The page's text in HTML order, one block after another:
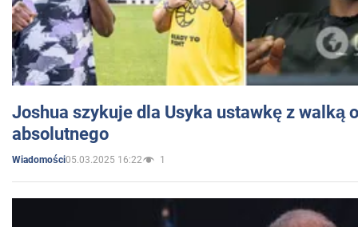
Joshua szykuje dla Usyka ustawkę z walką
absolutnego
Wiadomości05.03.2025 16:22 1